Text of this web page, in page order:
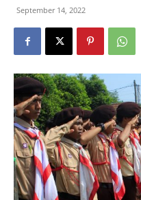
September 14, 2022